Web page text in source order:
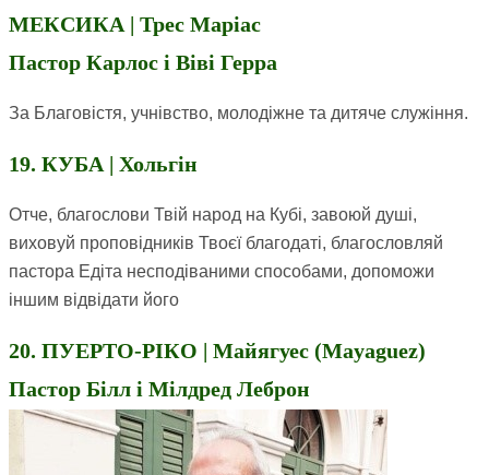
МЕКСИКА | Трес Маріас
Пастор Карлос і Віві Герра
За Благовістя, учнівство, молодіжне та дитяче служіння.
19. КУБА | Хольгін
Отче, благослови Твій народ на Кубі, завоюй душі,
виховуй проповідників Твоєї благодаті, благословляй
пастора Едіта несподіваними способами, допоможи
іншим відвідати його
20. ПУЕРТО-РІКО | Майягуес (Mayaguez)
Пастор Білл і Мілдред Леброн